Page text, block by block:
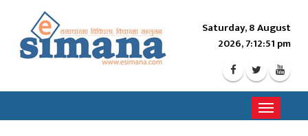
Saturday, 8 August
2026, 7:12:53 pm
Toggle